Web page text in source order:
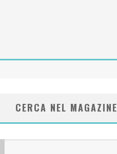
CERCA NEL MAGAZINE